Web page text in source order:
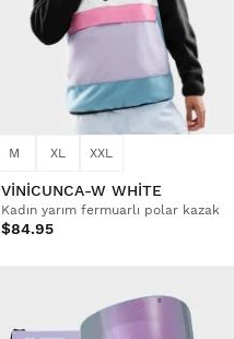
M XL XXL
VINICUNCA-W WHITE
Kadın yarım fermuarlı polar kazak
$84.95